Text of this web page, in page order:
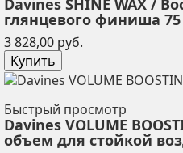
глянцевого финиша 75
3 828,00 руб.
Купить
Быстрый просмотр
Davines VOLUME
объем для стойкой